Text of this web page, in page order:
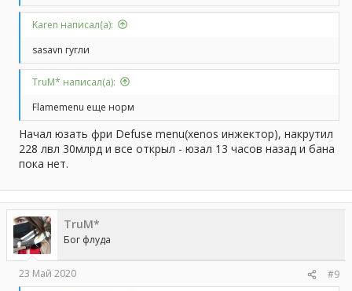
Karen написал(а):
sasavn гугли
TruM* написал(а):
Flamemenu еще норм
Начал юзать фри Defuse menu(xenos инжектор), накрутил
228 лвл 30млрд и все открыл - юзал 13 часов назад и бана
пока нет.
TruM*
Бог флуда
23 Май 2020
#9